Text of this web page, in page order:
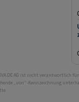
AG ist nicht verantwortlich
„von“-Kennzeichnung